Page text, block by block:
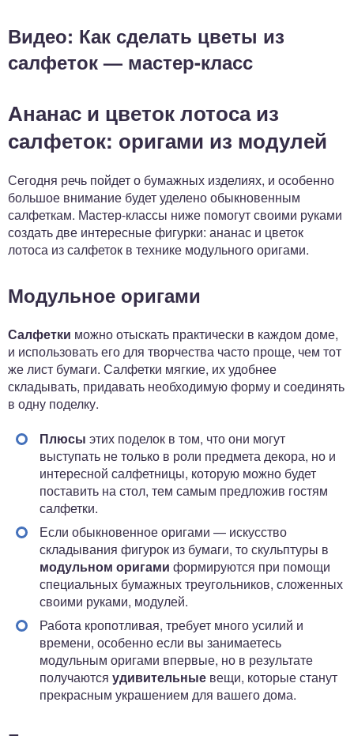
Видео: Как сделать цветы из
салфеток — мастер-класс
Ананас и цветок лотоса из
салфеток: оригами из модулей
Сегодня речь пойдет о бумажных изделиях, и особенно
большое внимание будет уделено обыкновенным
салфеткам. Мастер-классы ниже помогут своими руками
создать две интересные фигурки: ананас и цветок
лотоса из салфеток в технике модульного оригами.
Модульное оригами
Салфетки можно отыскать практически в каждом доме,
и использовать его для творчества часто проще, чем тот
же лист бумаги. Салфетки мягкие, их удобнее
складывать, придавать необходимую форму и соединять
в одну поделку.
Плюсы этих поделок в том, что они могут
выступать не только в роли предмета декора, но и
интересной салфетницы, которую можно будет
поставить на стол, тем самым предложив гостям
салфетки.
Если обыкновенное оригами — искусство
складывания фигурок из бумаги, то скульптуры в
модульном оригами формируются при помощи
специальных бумажных треугольников, сложенных
своими руками, модулей.
Работа кропотливая, требует много усилий и
времени, особенно если вы занимаетесь
модульным оригами впервые, но в результате
получаются удивительные вещи, которые станут
прекрасным украшением для вашего дома.